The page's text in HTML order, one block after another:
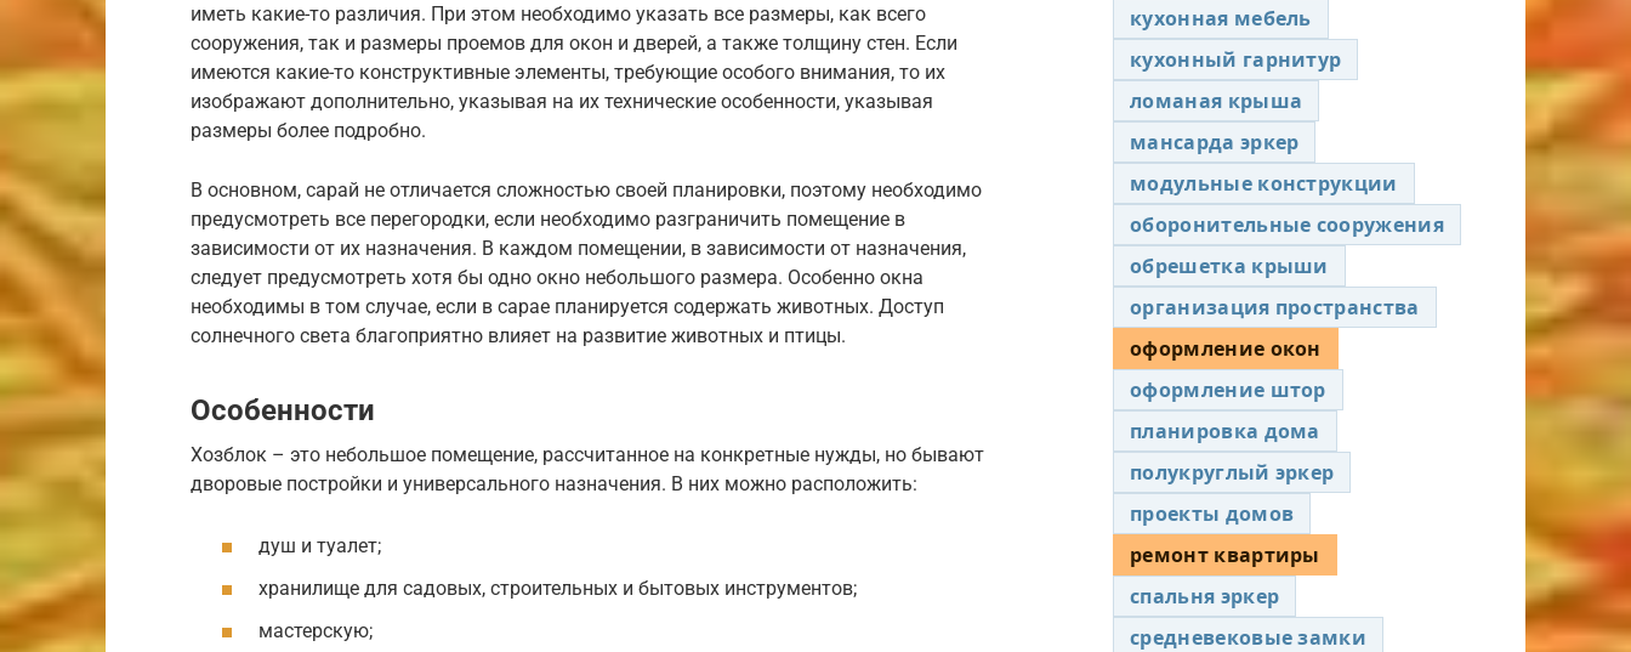
иметь какие-то различия. При этом необходимо указать все размеры, как всего
сооружения, так и размеры проемов для окон и дверей, а также толщину стен. Если
имеются какие-то конструктивные элементы, требующие особого внимания, то их
изображают дополнительно, указывая на их технические особенности, указывая
размеры более подробно.
В основном, сарай не отличается сложностью своей планировки, поэтому необходимо
предусмотреть все перегородки, если необходимо разграничить помещение в
зависимости от их назначения. В каждом помещении, в зависимости от назначения,
следует предусмотреть хотя бы одно окно небольшого размера. Особенно окна
необходимы в том случае, если в сарае планируется содержать животных. Доступ
солнечного света благоприятно влияет на развитие животных и птицы.
Особенности
Хозблок – это небольшое помещение, рассчитанное на конкретные нужды, но бывают
дворовые постройки и универсального назначения. В них можно расположить:
душ и туалет;
хранилище для садовых, строительных и бытовых инструментов;
мастерскую;
кухонная мебель
кухонный гарнитур
ломаная крыша
мансарда эркер
модульные конструкции
оборонительные сооружения
обрешетка крыши
организация пространства
оформление окон
оформление штор
планировка дома
полукруглый эркер
проекты домов
ремонт квартиры
спальня эркер
средневековые замки